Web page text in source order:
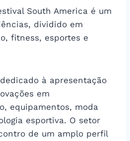
South America é um
dividido em
fitness, esportes e
à apresentação
em
equipamentos, moda
esportiva. O setor
de um amplo perfil